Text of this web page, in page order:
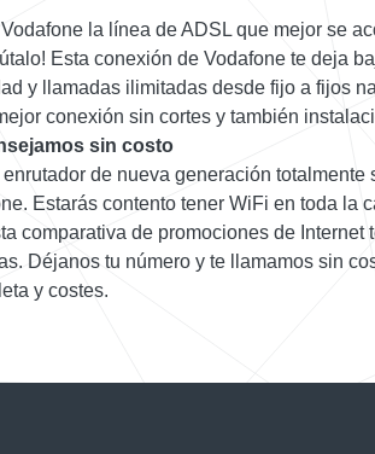
la línea de ADSL que mejor se
Esta conexión de Vodafone te deja
y llamadas ilimitadas desde fijo a fijos
conexión sin cortes y también
sin costo
de nueva generación totalmente
Estarás contento tener WiFi en toda la
comparativa de promociones de Internet
Déjanos tu número y te llamamos sin
y costes.